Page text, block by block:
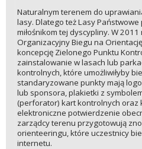
Naturalnym terenem do
lasy. Dlatego też Lasy Państwowe
miłośnikom tej dyscypliny. W
Organizacyjny Biegu na
koncepcję Zielonego Punktu
zainstalowanie w lasach lub
kontrolnych, które umożliwiłyby
standaryzowane punkty mają
lub sponsora, plakietki z
(perforator) kart kontrolnych oraz
elektroniczne potwierdzenie
zarządcy terenu przygotowują
orienteeringu, które uczestnicy
internetu.